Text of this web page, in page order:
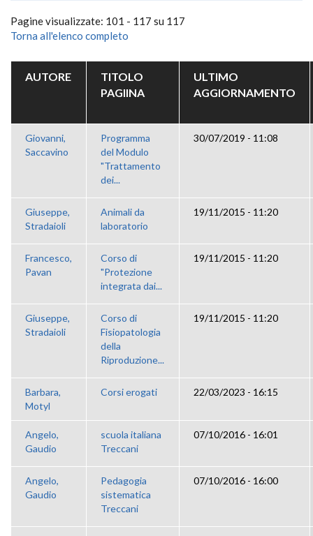
Pagine visualizzate: 101 - 117 su 117
Torna all'elenco completo
AUTORE
TITOLO
PAGIINA
ULTIMO
AGGIORNAMENTO
Giovanni,
Saccavino
Programma
del Modulo
"Trattamento
dei...
30/07/2019 - 11:08
Giuseppe,
Stradaioli
Animali da
laboratorio
19/11/2015 - 11:20
Francesco,
Pavan
Corso di
"Protezione
integrata dai...
19/11/2015 - 11:20
Giuseppe,
Stradaioli
Corso di
Fisiopatologia
della
Riproduzione...
19/11/2015 - 11:20
Barbara,
Motyl
Corsi erogati 22/03/2023 - 16:15
Angelo,
Gaudio
scuola italiana
Treccani
07/10/2016 - 16:01
Angelo,
Gaudio
Pedagogia
sistematica
Treccani
07/10/2016 - 16:00